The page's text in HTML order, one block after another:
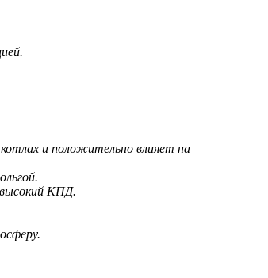
и положительно влияет на
высокий КПД.